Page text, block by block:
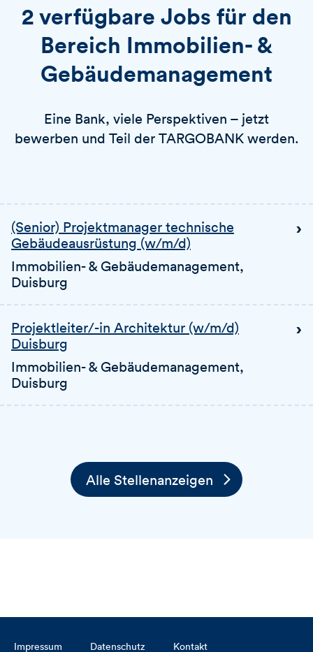
2 verfügbare Jobs für den
Bereich Immobilien- &
Gebäudemanagement
Eine Bank, viele Perspektiven – jetzt
bewerben und Teil der TARGOBANK werden.
(Senior) Projektmanager technische
Gebäudeausrüstung (w/m/d)
Immobilien- & Gebäudemanagement,
Duisburg
Projektleiter/-in Architektur (w/m/d)
Duisburg
Immobilien- & Gebäudemanagement,
Duisburg
Alle Stellenanzeigen
Impressum Datenschutz Kontakt